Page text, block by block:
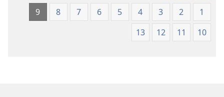
1
2
3
4
5
6
7
8
9
10
11
12
13